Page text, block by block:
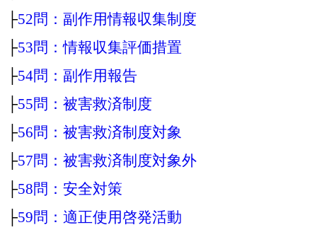
├52問：副作用情報収集制度
├53問：情報収集評価措置
├54問：副作用報告
├55問：被害救済制度
├56問：被害救済制度対象
├57問：被害救済制度対象外
├58問：安全対策
├59問：適正使用啓発活動